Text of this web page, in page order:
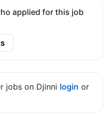
applied for this job
jobs on Djinni login or